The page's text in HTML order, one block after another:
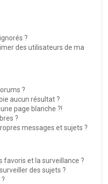
?
des utilisateurs de ma
?
aucun résultat ?
page blanche ?!
?
messages et sujets ?
favoris et la surveillance ?
des sujets ?